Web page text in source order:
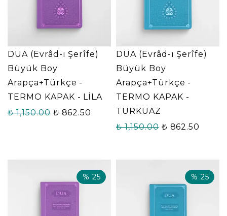
DUA (Evrâd-ı Şerîfe)
Büyük Boy
Arapça+Türkçe -
TERMO KAPAK - LİLA
₺ 1,150.00 ₺ 862.50
DUA (Evrâd-ı Şerîfe)
Büyük Boy
Arapça+Türkçe -
TERMO KAPAK -
TURKUAZ
₺ 1,150.00 ₺ 862.50
% 25 % 25